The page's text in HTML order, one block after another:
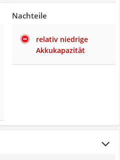
Nachteile
relativ niedrige
Akkukapazität